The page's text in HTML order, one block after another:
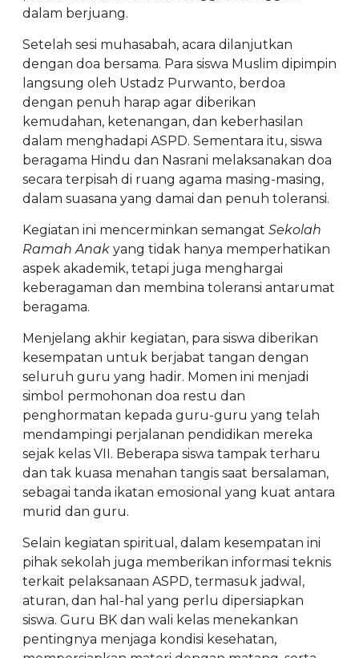
dalam berjuang.
Setelah sesi muhasabah, acara dilanjutkan
dengan doa bersama. Para siswa Muslim dipimpin
langsung oleh Ustadz Purwanto, berdoa
dengan penuh harap agar diberikan
kemudahan, ketenangan, dan keberhasilan
dalam menghadapi ASPD. Sementara itu, siswa
beragama Hindu dan Nasrani melaksanakan doa
secara terpisah di ruang agama masing-masing,
dalam suasana yang damai dan penuh toleransi.
Kegiatan ini mencerminkan semangat Sekolah
Ramah Anak yang tidak hanya memperhatikan
aspek akademik, tetapi juga menghargai
keberagaman dan membina toleransi antarumat
beragama.
Menjelang akhir kegiatan, para siswa diberikan
kesempatan untuk berjabat tangan dengan
seluruh guru yang hadir. Momen ini menjadi
simbol permohonan doa restu dan
penghormatan kepada guru-guru yang telah
mendampingi perjalanan pendidikan mereka
sejak kelas VII. Beberapa siswa tampak terharu
dan tak kuasa menahan tangis saat bersalaman,
sebagai tanda ikatan emosional yang kuat antara
murid dan guru.
Selain kegiatan spiritual, dalam kesempatan ini
pihak sekolah juga memberikan informasi teknis
terkait pelaksanaan ASPD, termasuk jadwal,
aturan, dan hal-hal yang perlu dipersiapkan
siswa. Guru BK dan wali kelas menekankan
pentingnya menjaga kondisi kesehatan,